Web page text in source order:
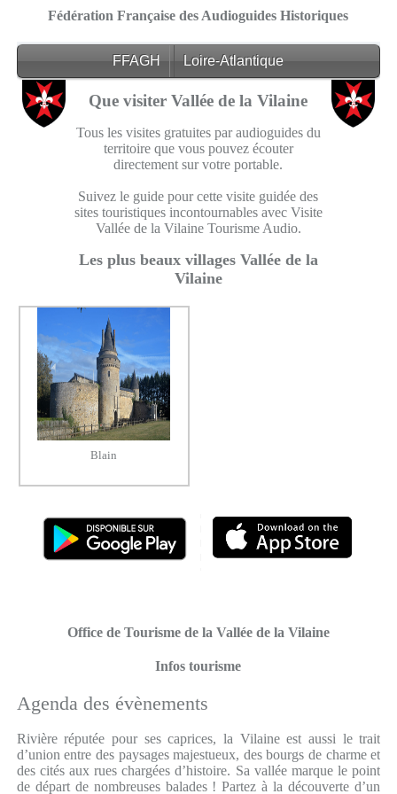
Fédération Française des Audioguides Historiques
FFAGH Loire-Atlantique
Que visiter Vallée de la Vilaine
Tous les visites gratuites par audioguides du
territoire que vous pouvez écouter
directement sur votre portable.
Suivez le guide pour cette visite guidée des
sites touristiques incontournables avec Visite
Vallée de la Vilaine Tourisme Audio.
Les plus beaux villages Vallée de la
Vilaine
Blain
Office de Tourisme de la Vallée de la Vilaine
Infos tourisme
Agenda des évènements
Rivière réputée pour ses caprices, la Vilaine est aussi le trait
d’union entre des paysages majestueux, des bourgs de charme et
des cités aux rues chargées d’histoire. Sa vallée marque le point
de départ de nombreuses balades ! Partez à la découverte d’un